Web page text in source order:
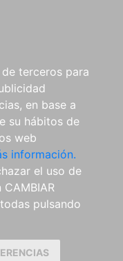
terceros para
en base a
su hábitos de
web
información.
el uso de
pulsando